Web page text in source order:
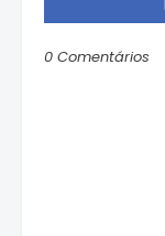
0 Comentários